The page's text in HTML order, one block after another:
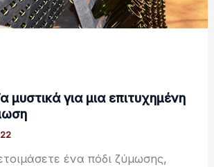
για μια επιτυχημένη
ένα πόδι ζύμωσης,